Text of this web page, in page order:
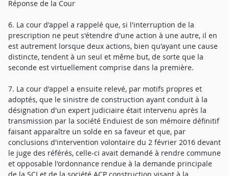
Réponse de la Cour
6. La cour d'appel a rappelé que, si l'interruption de la
prescription ne peut s'étendre d'une action à une autre, il en
est autrement lorsque deux actions, bien qu'ayant une cause
distincte, tendent à un seul et même but, de sorte que la
seconde est virtuellement comprise dans la première.
7. La cour d'appel a ensuite relevé, par motifs propres et
adoptés, que le sinistre de construction ayant conduit à la
désignation d'un expert judiciaire était intervenu après la
transmission par la société Enduiest de son mémoire définitif
faisant apparaître un solde en sa faveur et que, par
conclusions d'intervention volontaire du 2 février 2016 devant
le juge des référés, celle-ci avait demandé à rendre commune
et opposable l'ordonnance rendue à la demande principale